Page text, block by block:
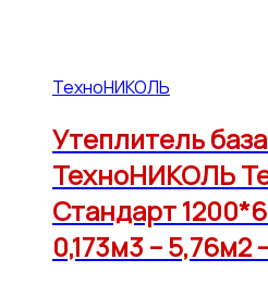
ТехноНИКОЛЬ
Утеплитель
ТехноНИКОЛЬ
Стандарт
0,173м3 – 5,76м2